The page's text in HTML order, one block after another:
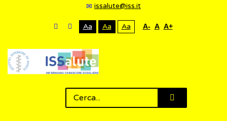
issalute@iss.it
Aa Aa Aa A- A A+